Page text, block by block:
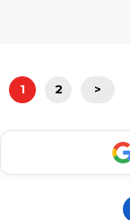
1 2 >